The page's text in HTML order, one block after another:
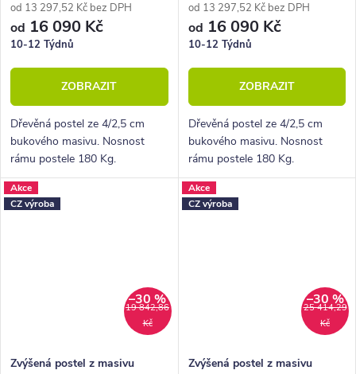
od 13 297,52 Kč bez DPH
od 16 090 Kč
10-12 Týdnů
ZOBRAZIT
Dřevěná postel ze 4/2,5 cm
bukového masivu. Nosnost
rámu postele 180 Kg.
Povrchová úprava lakem. Pevná
dřevěná lišta pro rošty.
od 13 297,52 Kč bez DPH
od 16 090 Kč
10-12 Týdnů
ZOBRAZIT
Dřevěná postel ze 4/2,5 cm
bukového masivu. Nosnost
rámu postele 180 Kg.
Povrchová úprava lakem. Pevná
dřevěná lišta pro rošty.
Akce
CZ výroba
19 842,86
Kč
–30 %
Zvýšená postel z masivu
Akce
CZ výroba
25 414,29
Kč
–30 %
Zvýšená postel z masivu